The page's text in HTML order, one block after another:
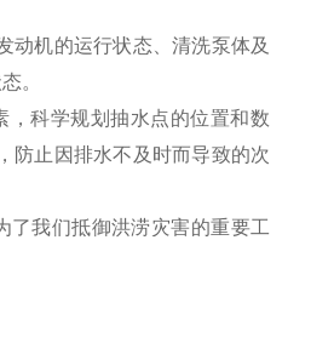
动机的运行状态、清洗泵体及
。
科学规划抽水点的位置和数
防止因排水不及时而导致的次
了我们抵御洪涝灾害的重要工